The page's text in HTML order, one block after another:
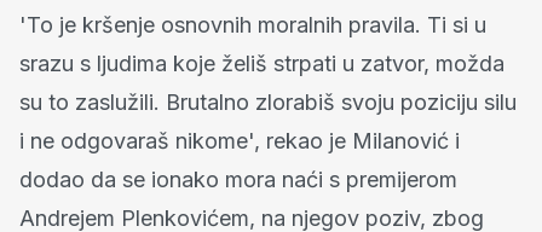
'To je kršenje osnovnih moralnih pravila. Ti si u
srazu s ljudima koje želiš strpati u zatvor, možda
su to zaslužili. Brutalno zlorabiš svoju poziciju silu
i ne odgovaraš nikome', rekao je Milanović i
dodao da se ionako mora naći s premijerom
Andrejem Plenkovićem, na njegov poziv, zbog